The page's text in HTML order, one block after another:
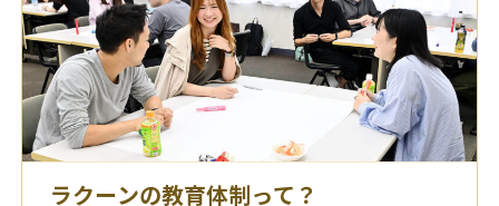
ラクーンの教育体制って？